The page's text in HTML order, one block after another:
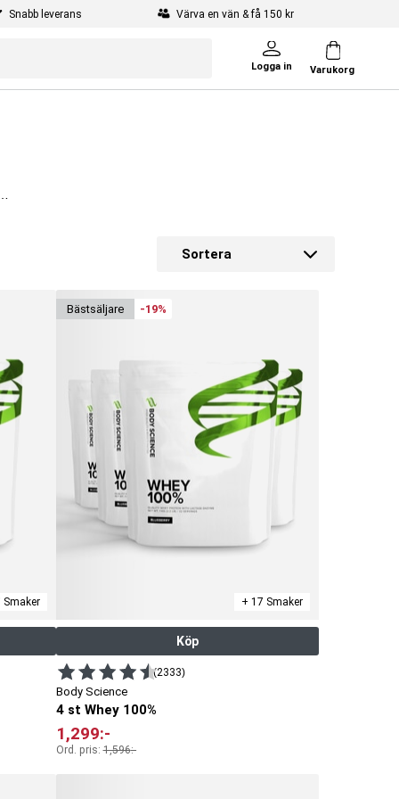
Snabb leverans Värva en vän & få 150 kr
Logga in Varukorg
Sortera
Smaker
bäst­säljare -19%
+ 17 Smaker
Köp
(2333)
Body Science
4 st Whey 100%
1,299:-
Ord. pris:1,596:-